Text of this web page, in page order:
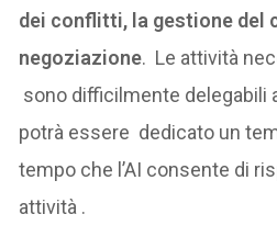
dei conflitti, la gestione del
negoziazione. Le attività
sono difficilmente delegabili
potrà essere dedicato un
tempo che l’AI consente di
attività .